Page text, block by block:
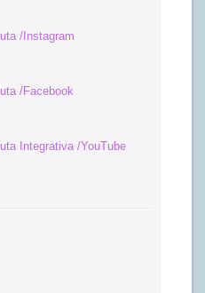
/Instagram
/Facebook
Integrativa /YouTube